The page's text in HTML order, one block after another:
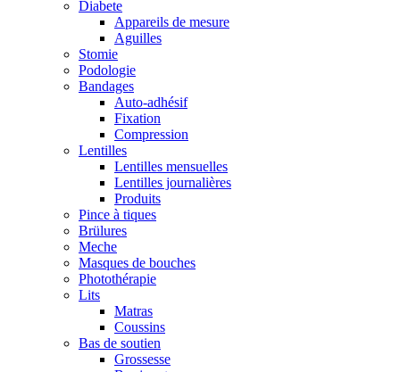
Diabete
Appareils de mesure
Aguilles
Stomie
Podologie
Bandages
Auto-adhésif
Fixation
Compression
Lentilles
Lentilles mensuelles
Lentilles journalières
Produits
Pince à tiques
Brülures
Meche
Masques de bouches
Photothérapie
Lits
Matras
Coussins
Bas de soutien
Grossesse